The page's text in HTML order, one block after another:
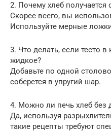
2. Почему хлеб
Скорее всего, вы
Используйте мерные
3. Что делать, если тесто
жидкое?
Добавьте по одной
соберется в упругий шар.
4. Можно ли печь хлеб без
Да, используя
такие рецепты требуют